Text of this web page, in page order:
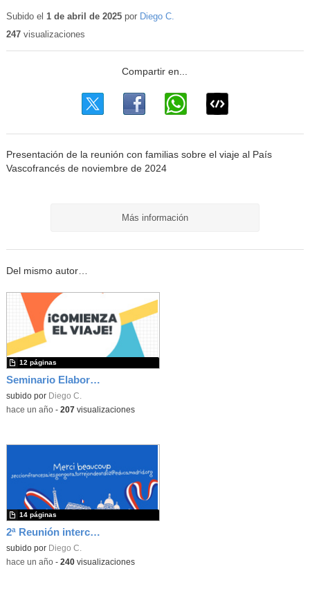
Subido el 1 de abril de 2025por Diego C.
247visualizaciones
Presentación de la reunión con familias sobre el viaje al País
Vascofrancés de noviembre de 2024
Más información
Del mismo autor…
Seminario Elaboración de Proyectos Europeos Innovadores
subido por Diego C.
12 páginas
-hace un año- 207visualizaciones
2ª Reunión intercambio Eaubonne marzo 2025
subido por Diego C.
14 páginas
-hace un año- 240visualizaciones